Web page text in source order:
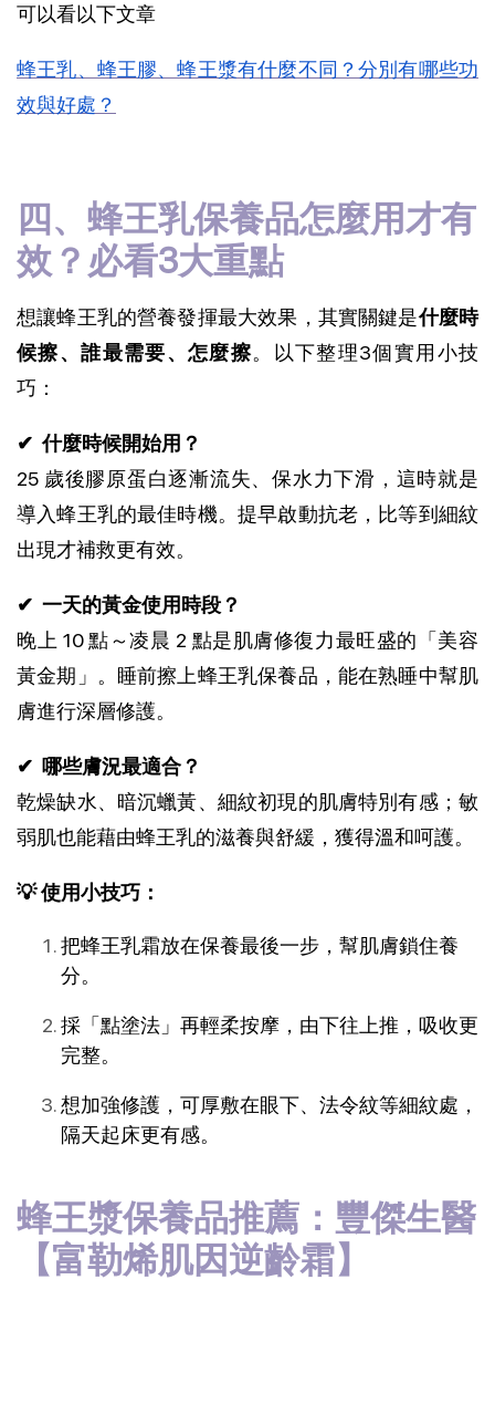
可以看以下文章
蜂王乳、蜂王膠、蜂王漿有什麼不同？分別有哪些功
效與好處？
四、蜂王乳保養品怎麼用才有
效？必看3大重點
想讓蜂王乳的營養發揮最大效果，其實關鍵是什麼時
候擦、誰最需要、怎麼擦。以下整理3個實用小技
巧：
✔  什麼時候開始用？
25 歲後膠原蛋白逐漸流失、保水力下滑，這時就是
導入蜂王乳的最佳時機。提早啟動抗老，比等到細紋
出現才補救更有效。
✔  一天的黃金使用時段？
晚上 10 點～凌晨 2 點是肌膚修復力最旺盛的「美容
黃金期」。睡前擦上蜂王乳保養品，能在熟睡中幫肌
膚進行深層修護。
✔  哪些膚況最適合？
乾燥缺水、暗沉蠟黃、細紋初現的肌膚特別有感；敏
弱肌也能藉由蜂王乳的滋養與舒緩，獲得溫和呵護。
💡 使用小技巧：
把蜂王乳霜放在保養最後一步，幫肌膚鎖住養
分。
採「點塗法」再輕柔按摩，由下往上推，吸收更
完整。
想加強修護，可厚敷在眼下、法令紋等細紋處，
隔天起床更有感。
蜂王漿保養品推薦：豐傑生醫
【富勒烯肌因逆齡霜】